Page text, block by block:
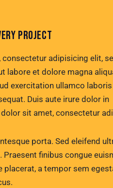
PROJECT
adipisicing elit,
labore et dolore magna
exercitation ullamco
Duis aute irure dolor in
sit amet, consectetur
porta. Sed eleifend
finibus congue
placerat, a tempor sem